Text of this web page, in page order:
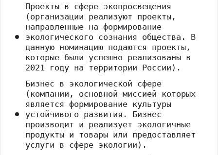
Проекты в сфере экопросвещения
(организации реализуют проекты,
направленные на формирование
экологического сознания общества. В
данную номинацию подаются проекты,
которые были успешно реализованы в
2021 году на территории России).
Бизнес в экологической сфере
(компании, основной миссией которых
является формирование культуры
устойчивого развития. Бизнес
производит и реализует экологичные
продукты и товары или предоставляет
услуги в сфере экологии).